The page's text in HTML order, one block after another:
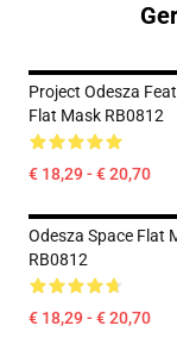
Project Odesza
Flat Mask RB0812
€ 18,29 - € 20,70
Odesza Space Flat
RB0812
€ 18,29 - € 20,70